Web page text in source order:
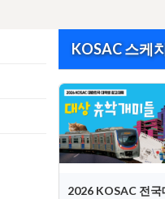
KOSAC 스케